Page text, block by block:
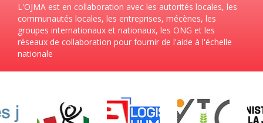
L'OJMA est en collaboration avec les autorités locales, les
communautés locales, les entreprises, mécènes, les
groupes internationaux et nationaux, les ONG et les
réseaux de collaboration pour fournir de l'aide à l'échelle
nationale